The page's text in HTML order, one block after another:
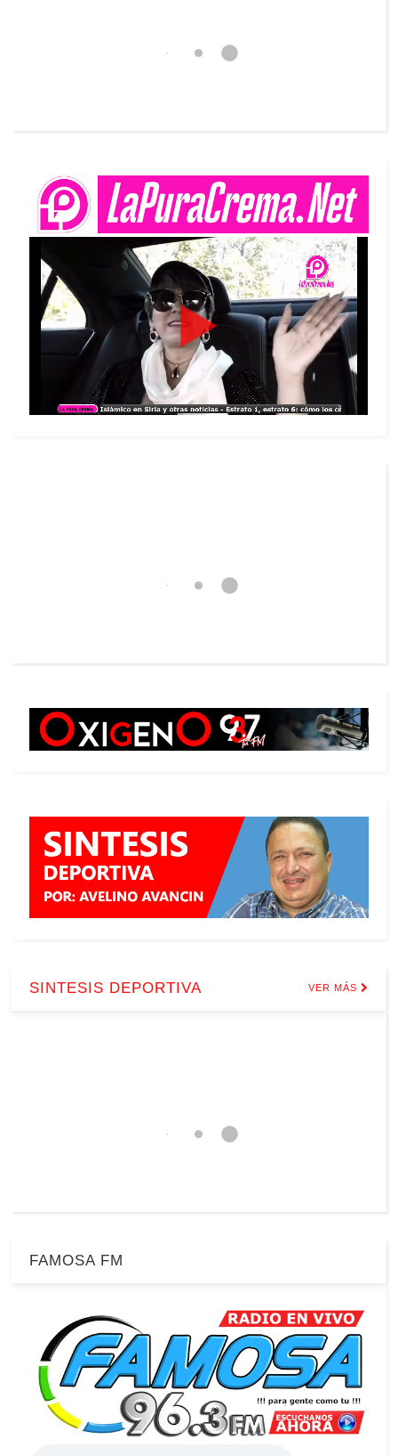
SINTESIS DEPORTIVA VER MÁS
FAMOSA FM